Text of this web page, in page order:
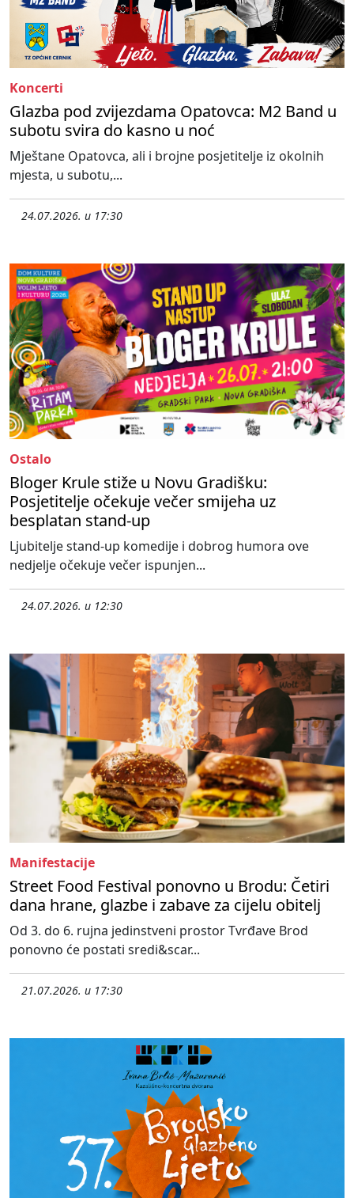
Koncerti
Glazba pod zvijezdama Opatovca: M2 Band u
subotu svira do kasno u noć
Mještane Opatovca, ali i brojne posjetitelje iz okolnih
mjesta, u subotu,...
24.07.2026. u 17:30
Ostalo
Bloger Krule stiže u Novu Gradišku:
Posjetitelje očekuje večer smijeha uz
besplatan stand-up
Ljubitelje stand-up komedije i dobrog humora ove
nedjelje očekuje večer ispunjen...
24.07.2026. u 12:30
Manifestacije
Street Food Festival ponovno u Brodu: Četiri
dana hrane, glazbe i zabave za cijelu obitelj
Od 3. do 6. rujna jedinstveni prostor Tvrđave Brod
ponovno će postati sredi&scar...
21.07.2026. u 17:30